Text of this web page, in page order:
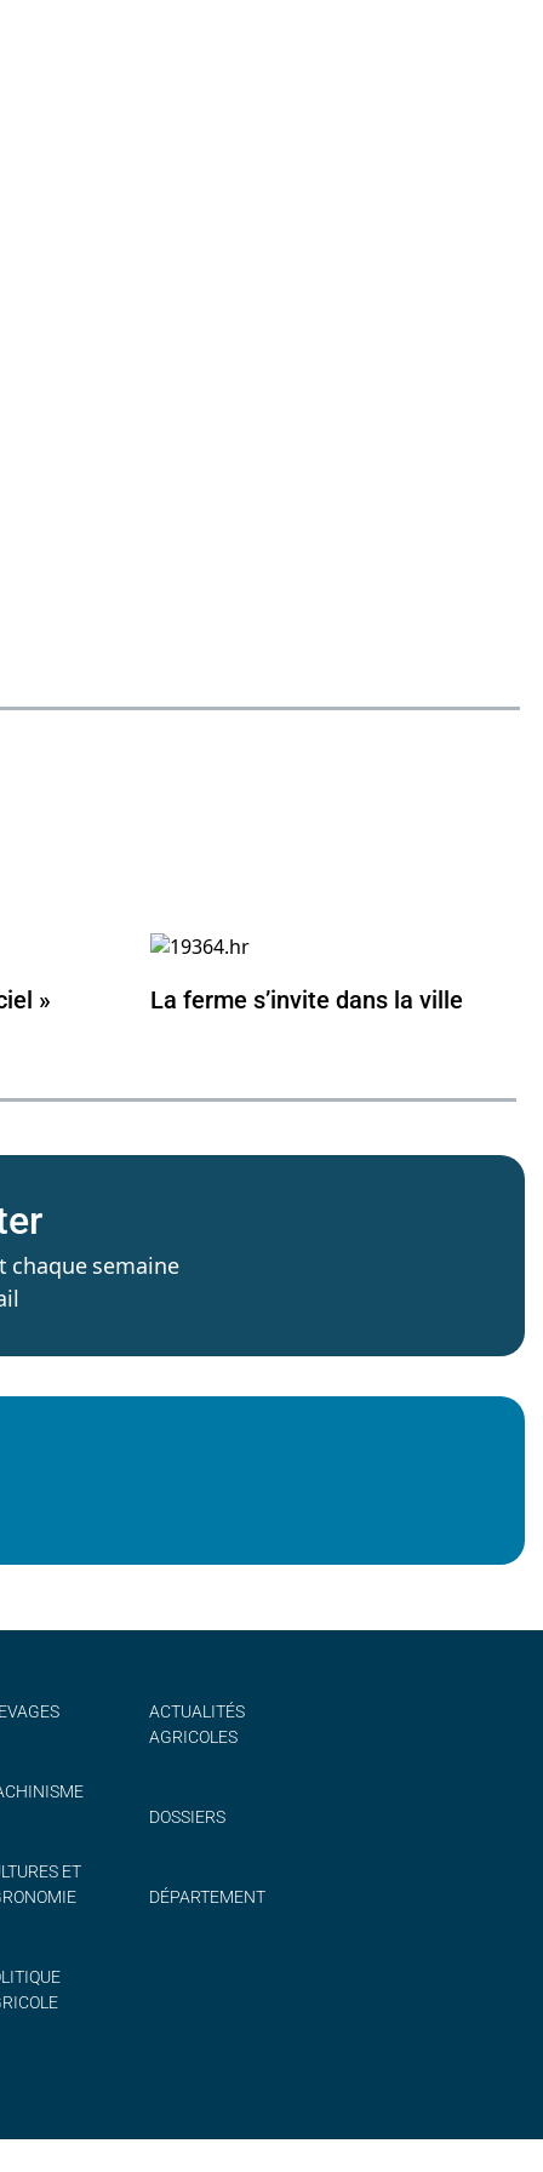
» La ferme s’invite dans la ville
chaque semaine
ET
ACTUALITÉS
AGRICOLES
DOSSIERS
DÉPARTEMENT